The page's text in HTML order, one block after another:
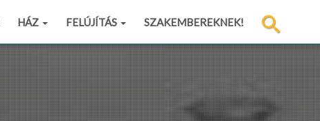
HÁZ FELÚJÍTÁS SZAKEMBEREKNEK!